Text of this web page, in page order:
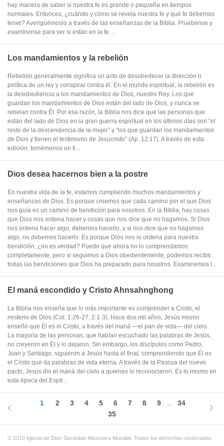
hay manera de saber si nuestra fe es grande o pequeña en tiempos
normales. Entonces, ¿cuándo y cómo se revela nuestra fe y qué fe debemos
tener? Averigüémoslo a través de las enseñanzas de la Biblia. Pruébense y
examínense para ver si están en la fe ...
Los mandamientos y la rebelión
Rebelión generalmente significa un acto de desobedecer la dirección o
política de un rey y conspirar contra él. En el mundo espiritual, la rebelión es
la desobediencia a los mandamientos de Dios, nuestro Rey. Los que
guardan los mandamientos de Dios están del lado de Dios, y nunca se
rebelan contra Él. Por esa razón, la Biblia nos dice que las personas que
están del lado de Dios en la gran guerra espiritual en los últimos días son “el
resto de la descendencia de la mujer” y “los que guardan los mandamientos
de Dios y tienen el testimonio de Jesucristo” (Ap. 12:17). A través de esta
edición, tomémonos un ti...
Dios desea hacernos bien a la postre
En nuestra vida de la fe, estamos cumpliendo muchos mandamientos y
enseñanzas de Dios. Es porque creemos que cada camino por el que Dios
nos guía es un camino de bendición para nosotros. En la Biblia, hay cosas
que Dios nos ordena hacer y cosas que nos dice que no hagamos. Si Dios
nos ordena hacer algo, debemos hacerlo, y si nos dice que no hagamos
algo, no debemos hacerlo. Es porque Dios nos lo ordena para nuestra
bendición, ¿no es verdad? Puede que ahora no lo comprendamos
completamente, pero si seguimos a Dios obedientemente, podemos recibir
todas las bendiciones que Dios ha preparado para nosotros. Examinemos l...
El maná escondido y Cristo Ahnsahnghong
La Biblia nos enseña que lo más importante es comprender a Cristo, el
misterio de Dios (Col. 1:26-27, 2:1-3). Hace dos mil años, Jesús mismo
enseñó que Él es el Cristo, a través del maná —el pan de vida— del cielo.
La mayoría de las personas, que habían escuchado las palabras de Jesús,
no creyeron en Él y lo dejaron. Sin embargo, los discípulos como Pedro,
Juan y Santiago, siguieron a Jesús hasta el final, comprendiendo que Él es
el Cristo que da palabras de vida eterna. A través de la Pascua del nuevo
pacto, Jesús dio el maná del cielo a quienes lo reconocieron. Es lo mismo en
esta época del Espír...
1 2 3 4 5 6 7 8 9
34
35
© 2010 Iglesia de Dios Sociedad Misionera Mundial. Todos los derechos reservados.